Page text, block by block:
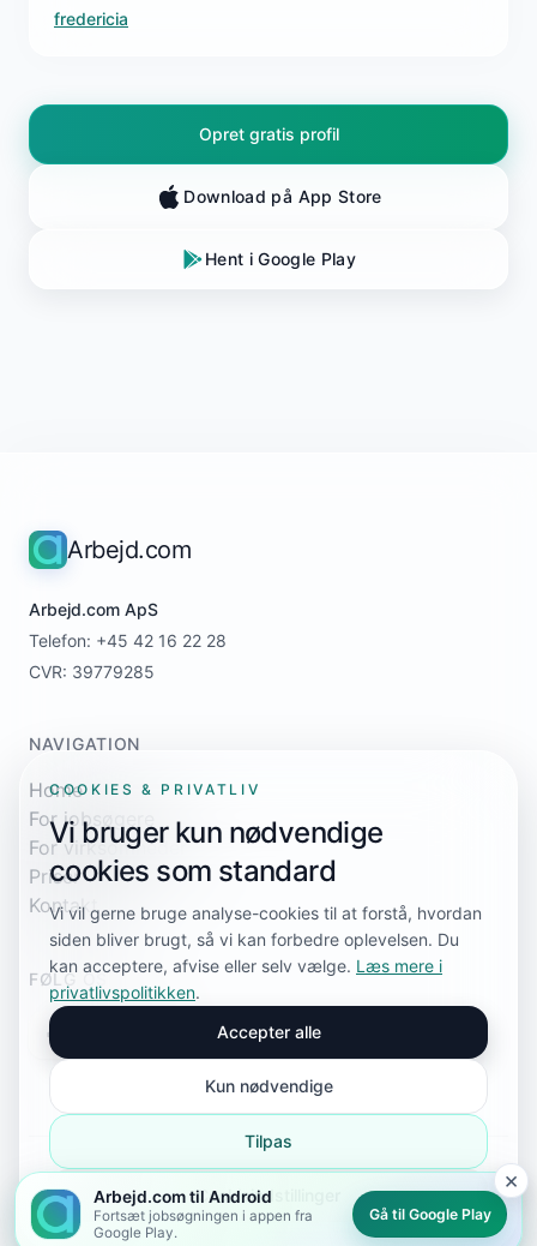
fredericia
Opret gratis profil
Download på App Store
Hent i Google Play
Arbejd.com
Arbejd.com ApS
Telefon: +45 42 16 22 28
CVR: 39779285
NAVIGATION
Home
For jobsøgere
For virksomheder
Priser
Kontakt
FØLG OS
© 2026 Arbejd.com. Alle rettigheder forbeholdes.
PrivatlivspolitikCookieindstillinger Sitemapsitemap.xml
×
Arbejd.com til Android
Fortsæt jobsøgningen i appen fra
Google Play.
Gå til Google Play
COOKIES & PRIVATLIV
Vi bruger kun nødvendige
cookies som standard
Vi vil gerne bruge analyse-cookies til at forstå, hvordan
siden bliver brugt, så vi kan forbedre oplevelsen. Du
kan acceptere, afvise eller selv vælge. Læs mere i
privatlivspolitikken.
Accepter alle
Kun nødvendige
Tilpas
Cookieindstillinger